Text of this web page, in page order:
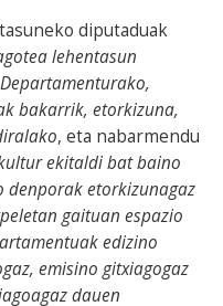
diputaduak
lehentasun
bakarrik, etorkizuna,
, eta nabarmendu
ekitaldi bat baino
denporak etorkizunagaz
gaituan espazio
edizino
emisino gitxiagogaz
dauen